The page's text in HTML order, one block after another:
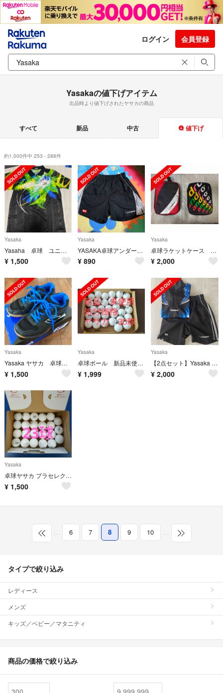
ログイン 会員登録
Yasakaの値下げアイテム
出品時より値下げされたヤサカの商品
すべて 新品 中古 値下げ
約1,000件中 253 - 288件
Yasaka
Yasaha 卓球 ユニフォーム
¥ 1,500
Yasaka
YASAKA卓球アンダーウェア
¥ 890
Yasaka
卓球ラケットケース 2個セット yasaka アンドロ
¥ 2,000
Yasaka
Yasaka ヤサカ 卓球シューズ 23cm
¥ 1,500
Yasaka
卓球ボール 新品未使用 ヤサカプラセレクトボール
¥ 1,999
Yasaka
【2点セット】Yasaka 卓球 ユニフォーム
¥ 2,000
Yasaka
卓球ヤサカ プラセレクトボール23球
¥ 1,500
… 6 7 8 9 10 …
タイプで絞り込み
レディース
メンズ
キッズ／ベビー／マタニティ
商品の価格で絞り込み